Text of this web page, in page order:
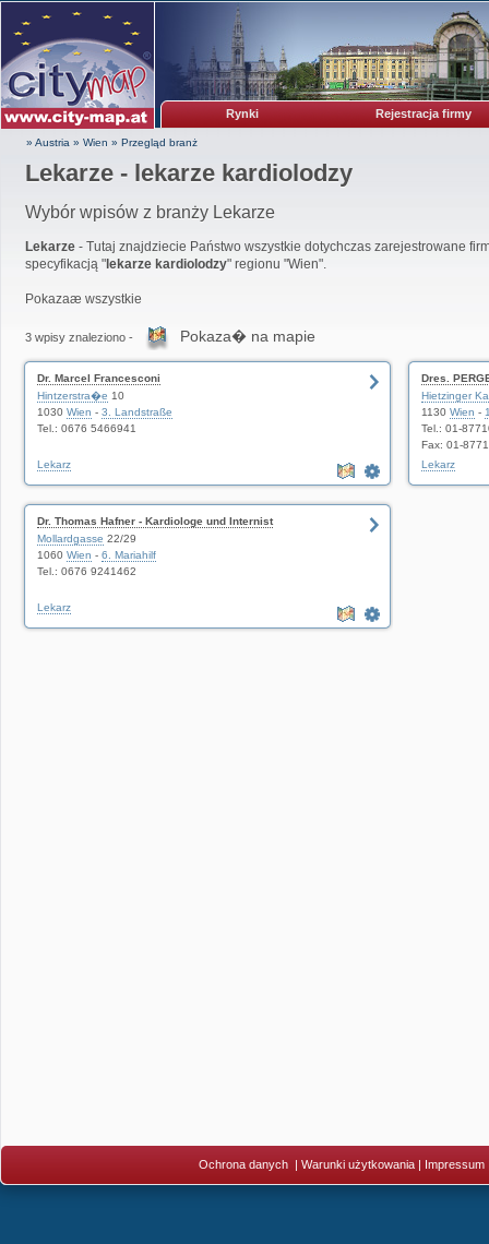
Rynki Rejestracja firmy
» Austria » Wien » Przegląd branż
Lekarze - lekarze kardiolodzy
Wybór wpisów z branży Lekarze
Lekarze - Tutaj znajdziecie Państwo wszystkie dotychczas zarejestrowane
specyfikacją " lekarze kardiolodzy" regionu "Wien".
Pokazaæ wszystkie
3 wpisy znaleziono - Pokaza� na mapie
Dr. Marcel Francesconi
Hintzerstra�e 10
1030 Wien - 3. Landstraße
Tel.: 0676 5466941
Lekarz
Dres.
Hietzinger
1130 Wien -
Tel.: 01-
Fax: 01-
Lekarz
Dr. Thomas Hafner - Kardiologe und Internist
Mollardgasse 22/29
1060 Wien - 6. Mariahilf
Tel.: 0676 9241462
Lekarz
Ochrona danych | Warunki użytkowania | Impressum